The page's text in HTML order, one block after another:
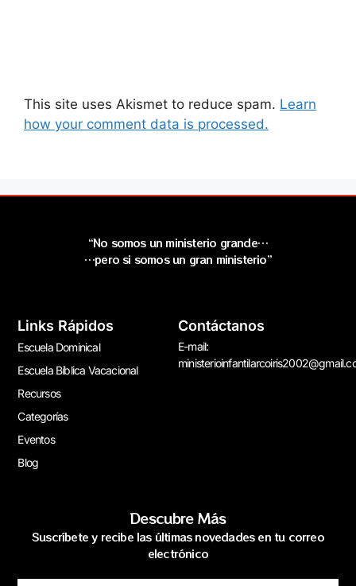
This site uses Akismet to reduce spam. Learn
how your comment data is processed.
“No somos un ministerio grande…
…pero si somos un gran ministerio”
Links Rápidos
Escuela Dominical
Escuela Bíblica Vacacional
Recursos
Categorías
Eventos
Blog
Contáctanos
E-mail:
Descubre Más
Suscríbete y recibe las últimas novedades en tu correo
electrónico